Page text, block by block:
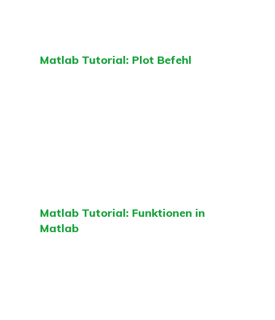
Matlab Tutorial: Plot Befehl
Matlab Tutorial: Funktionen in
Matlab